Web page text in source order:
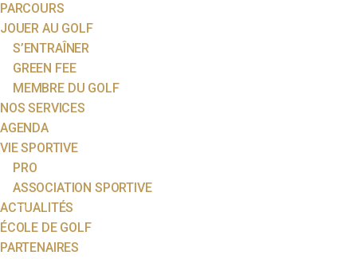
PARCOURS
JOUER AU GOLF
S’ENTRAÎNER
GREEN FEE
MEMBRE DU GOLF
NOS SERVICES
AGENDA
VIE SPORTIVE
PRO
ASSOCIATION SPORTIVE
ACTUALITÉS
ÉCOLE DE GOLF
PARTENAIRES